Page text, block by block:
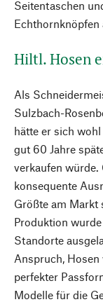
Seitentaschen
Echthornknöpfen
Hiltl. Hosen
Als
Sulzbach-
hätte er sich
gut 60 Jahre
verkaufen
konsequente
Größte am Markt
Produktion
Standorte
Anspruch,
perfekter
Modelle für die